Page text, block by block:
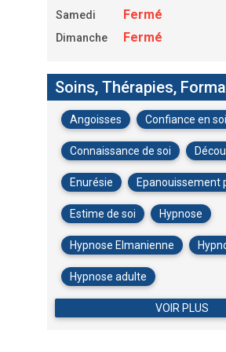
Samedi
Fermé
Dimanche Fermé
Soins, Thérapies,
Angoisses Confiance en soi
Connaissance de soi
Enurésie Epanouissement
Estime de soi Hypnose
Hypnose Elmanienne
Hypnose adulte
VOIR PLUS